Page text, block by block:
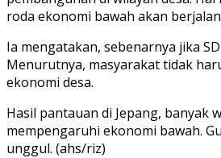
roda ekonomi bawah akan
Ia mengatakan, sebenarnya jika
Menurutnya, masyarakat tidak
ekonomi desa.
Hasil pantauan di Jepang,
mempengaruhi ekonomi bawah.
unggul. (ahs/riz)